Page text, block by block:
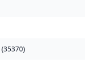
(35370)